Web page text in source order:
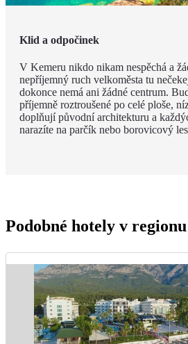
Klid a odpočinek
V Kemeru nikdo nikam nespěchá a
nepříjemný ruch velkoměsta tu
dokonce nemá ani žádné centrum.
příjemně roztroušené po celé ploše,
doplňují původní architekturu a
narazíte na parčík nebo borovicový
Podobné hotely v regionu